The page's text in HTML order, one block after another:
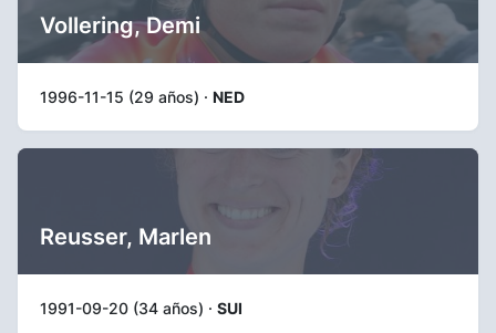
Vollering, Demi
1996-11-15 (29 años) · NED
Reusser, Marlen
1991-09-20 (34 años) · SUI